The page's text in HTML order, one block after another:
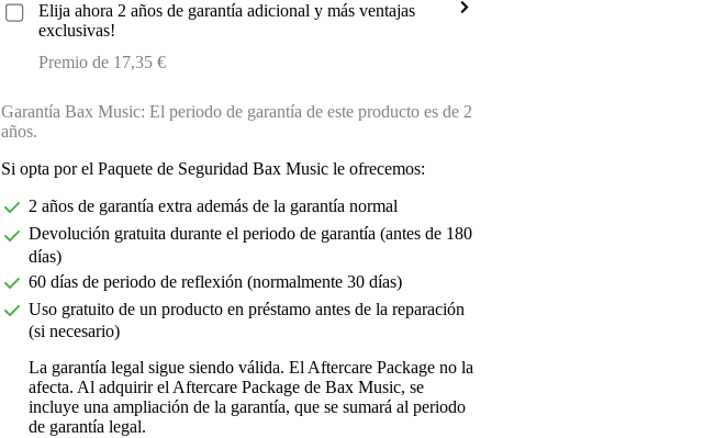
Elija ahora 2 años de garantía adicional y más ventajas
exclusivas!
Premio de 17,35 €
Garantía Bax Music: El periodo de garantía de este producto es de 2
años.
Si opta por el Paquete de Seguridad Bax Music le ofrecemos:
2 años de garantía extra además de la garantía normal
Devolución gratuita durante el periodo de garantía (antes de 180
días)
60 días de periodo de reflexión (normalmente 30 días)
Uso gratuito de un producto en préstamo antes de la reparación
(si necesario)
La garantía legal sigue siendo válida. El Aftercare Package no la
afecta. Al adquirir el Aftercare Package de Bax Music, se
incluye una ampliación de la garantía, que se sumará al periodo
de garantía legal.